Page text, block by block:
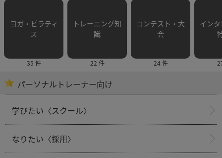
ヨガ・ピラティ
ス
35 件
トレーニング知
識
22 件
コンテスト・大
会
24 件
イン
パーソナルトレーナー向け
学びたい〈スクール〉
なりたい〈採用〉